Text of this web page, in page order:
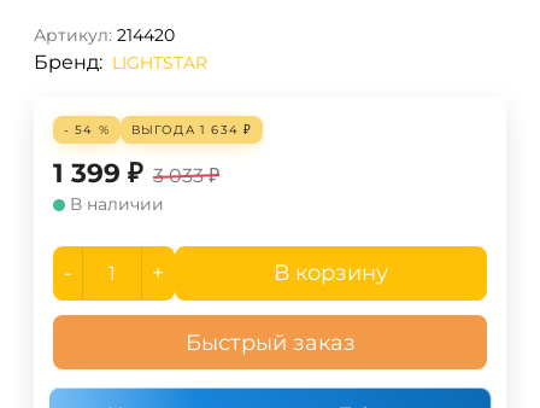
Артикул: 214420
Бренд: LIGHTSTAR
- 54 % ВЫГОДА 1 634 ₽
1 399 ₽ 3 033 ₽
В наличии
- + В корзину
Быстрый заказ